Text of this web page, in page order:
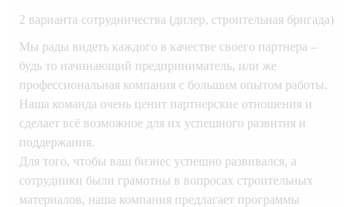
2 варианта сотрудничества (дилер, строительная бригада)
Мы рады видеть каждого в качестве своего партнера –
будь то начинающий предприниматель, или же
профессиональная компания с большим опытом работы.
Наша команда очень ценит партнерские отношения и
сделает всё возможное для их успешного развития и
поддержания.
Для того, чтобы ваш бизнес успешно развивался, а
сотрудники были грамотны в вопросах строительных
материалов, наша компания предлагает программы